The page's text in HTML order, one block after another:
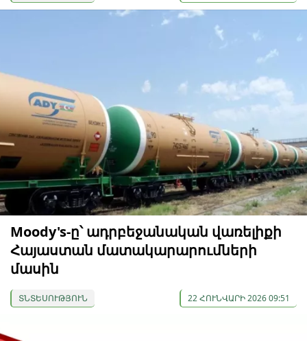
Moody's-ը՝ ադրբեջանական վառելիքի
Հայաստան մատակարարումների
մասին
ՏՆՏԵՍՈՒԹՅՈՒՆ 22 ՀՈՒՆՎԱՐԻ 2026 09:51